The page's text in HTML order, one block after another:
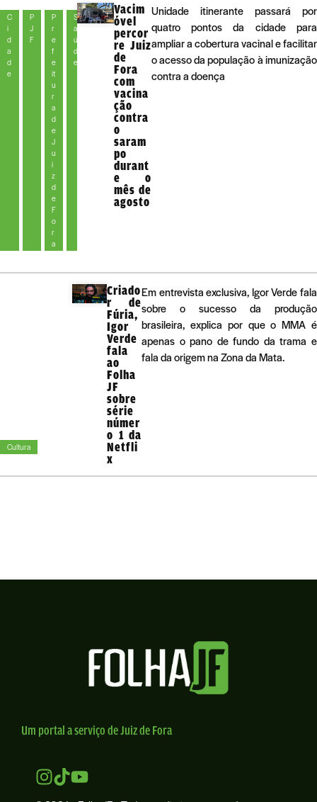
C
i
d
a
d
e
P
J
F
P
r
e
f
e
it
u
r
a
d
e
J
u
i
z
d
e
F
o
r
a
S
a
ú
d
e
Vacim
óvel
percor
re Juiz
de
Fora
com
vacina
ção
contra
o
saram
po
durant
e o
mês de
agosto
Unidade itinerante passará por
quatro pontos da cidade para
ampliar a cobertura vacinal e facilitar
o acesso da população à imunização
contra a doença
Cultura
Criado
r de
Fúria,
Igor
Verde
fala
ao
Folha
JF
sobre
série
númer
o 1 da
Netfli
x
Em entrevista exclusiva, Igor Verde fala
sobre o sucesso da produção
brasileira, explica por que o MMA é
apenas o pano de fundo da trama e
fala da origem na Zona da Mata.
Um portal a serviço de Juiz de Fora